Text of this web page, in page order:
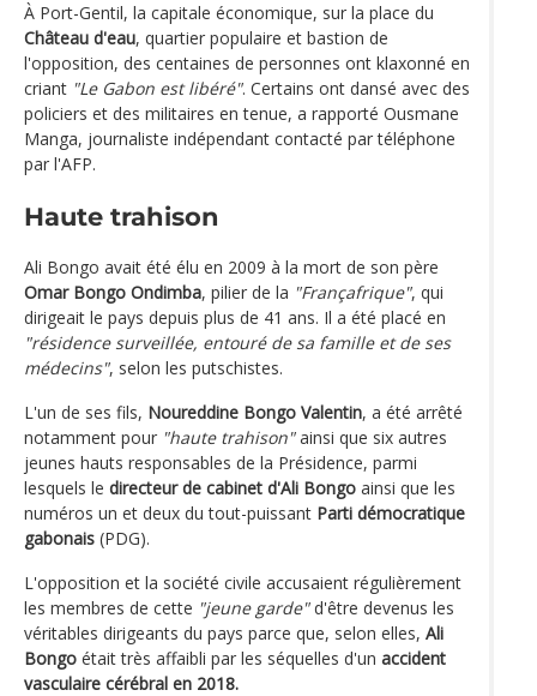
À Port-Gentil, la capitale économique, sur la place du
Château d'eau, quartier populaire et bastion de
l'opposition, des centaines de personnes ont klaxonné en
criant "Le Gabon est libéré". Certains ont dansé avec des
policiers et des militaires en tenue, a rapporté Ousmane
Manga, journaliste indépendant contacté par téléphone
par l'AFP.
Haute trahison
Ali Bongo avait été élu en 2009 à la mort de son père
Omar Bongo Ondimba, pilier de la "Françafrique", qui
dirigeait le pays depuis plus de 41 ans. Il a été placé en
"résidence surveillée, entouré de sa famille et de ses
médecins", selon les putschistes.
L'un de ses fils, Noureddine Bongo Valentin, a été arrêté
notamment pour "haute trahison"ainsi que six autres
jeunes hauts responsables de la Présidence, parmi
lesquels le directeur de cabinet d'Ali Bongo ainsi que les
numéros un et deux du tout-puissant Parti démocratique
gabonais (PDG).
L'opposition et la société civile accusaient régulièrement
les membres de cette "jeune garde"d'être devenus les
véritables dirigeants du pays parce que, selon elles, Ali
Bongo était très affaibli par les séquelles d'un accident
vasculaire cérébral en 2018.